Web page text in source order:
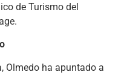
de Turismo del
Olmedo ha apuntado a